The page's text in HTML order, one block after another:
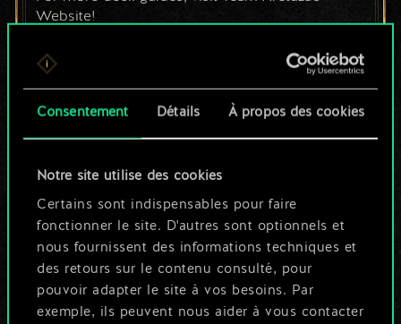
Consentement Détails À propos des cookies
Notre site utilise des cookies
Certains sont indispensables pour faire
fonctionner le site. D'autres sont optionnels et
nous fournissent des informations techniques et
des retours sur le contenu consulté, pour
pouvoir adapter le site à vos besoins. Par
exemple, ils peuvent nous aider à vous contacter
0 Avantage tactique
12 Oniromancie
Website!
https://www.teamaretuza.com/